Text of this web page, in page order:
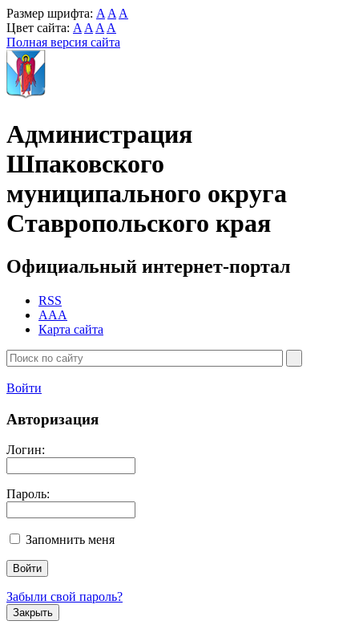
Размер шрифта: A A A
Цвет сайта: A A A A
Полная версия сайта
Администрация
Шпаковского
муниципального округа
Ставропольского края
Официальный интернет-портал
RSS
AAA
Карта сайта
Войти
Авторизация
Логин:
Пароль:
Запомнить меня
Забыли свой пароль?
Закрыть